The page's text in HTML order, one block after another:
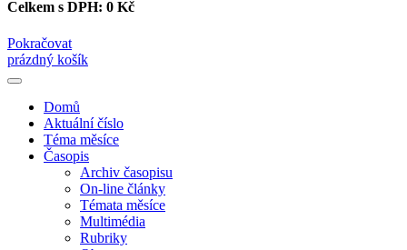
Celkem s DPH: 0 Kč
Pokračovat
prázdný košík
Domů
Aktuální číslo
Téma měsíce
Časopis
Archiv časopisu
On-line články
Témata měsíce
Multimédia
Rubriky